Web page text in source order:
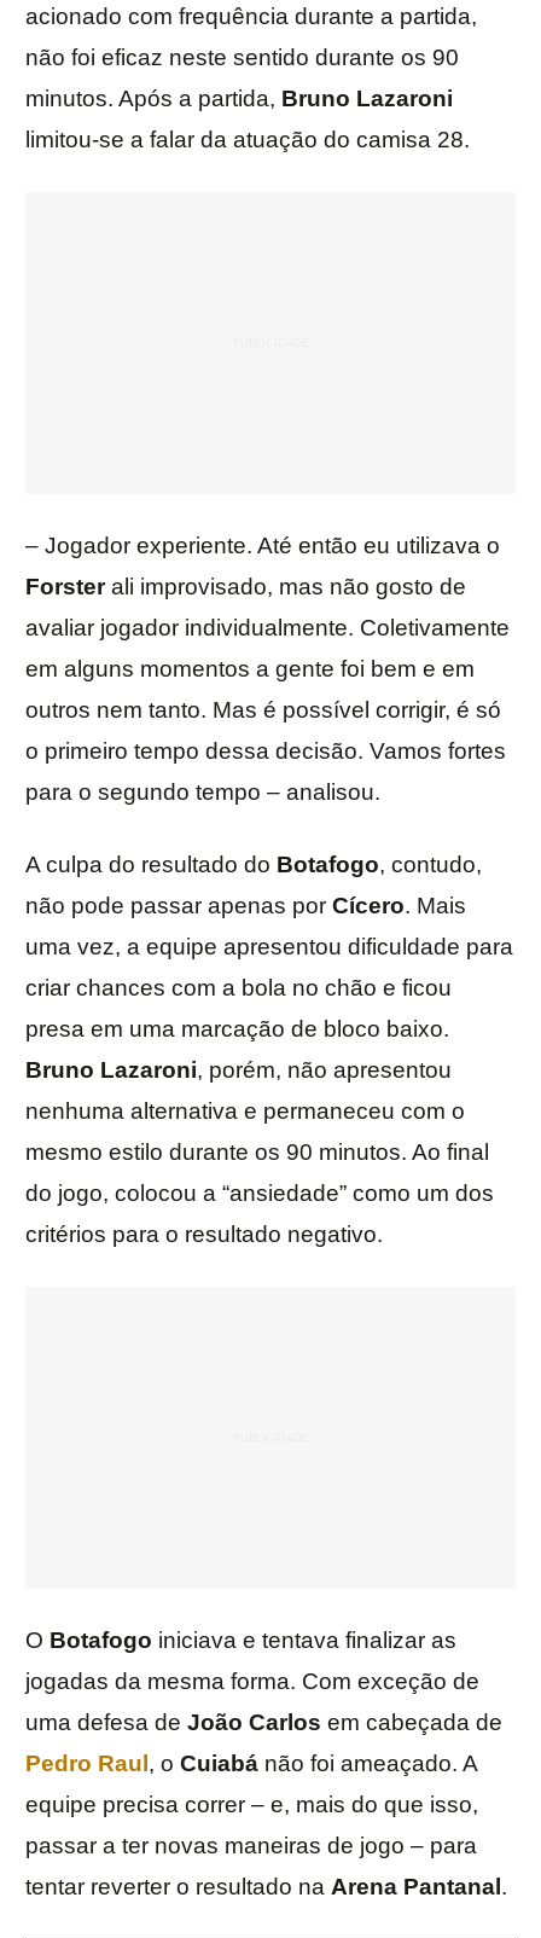
acionado com frequência durante a partida,
não foi eficaz neste sentido durante os 90
minutos. Após a partida, Bruno Lazaroni
limitou-se a falar da atuação do camisa 28.
– Jogador experiente. Até então eu utilizava o
Forsterali improvisado, mas não gosto de
avaliar jogador individualmente. Coletivamente
em alguns momentos a gente foi bem e em
outros nem tanto. Mas é possível corrigir, é só
o primeiro tempo dessa decisão. Vamos fortes
para o segundo tempo – analisou.
A culpa do resultado do Botafogo, contudo,
não pode passar apenas por Cícero. Mais
uma vez, a equipe apresentou dificuldade para
criar chances com a bola no chão e ficou
presa em uma marcação de bloco baixo.
Bruno Lazaroni, porém, não apresentou
nenhuma alternativa e permaneceu com o
mesmo estilo durante os 90 minutos. Ao final
do jogo, colocou a “ansiedade” como um dos
critérios para o resultado negativo.
O Botafogo iniciava e tentava finalizar as
jogadas da mesma forma. Com exceção de
uma defesa de João Carlos em cabeçada de
Pedro Raul , o Cuiabá não foi ameaçado. A
equipe precisa correr – e, mais do que isso,
passar a ter novas maneiras de jogo – para
tentar reverter o resultado na Arena Pantanal .